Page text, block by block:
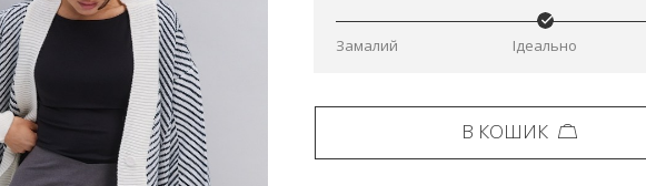
Замалий Ідеально
В КОШИК